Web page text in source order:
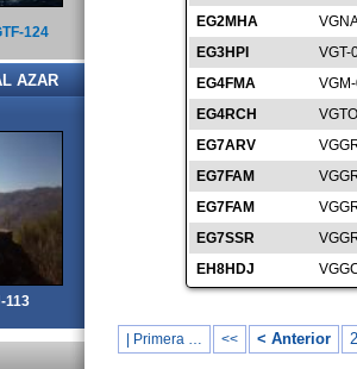
EG2MHA
EG3HPI
VGT-
EG4FMA
EG4RCH
EG7ARV
EG7FAM
EG7FAM
EG7SSR
EH8HDJ
| Primera … << < Anterior
124
AZAR
113